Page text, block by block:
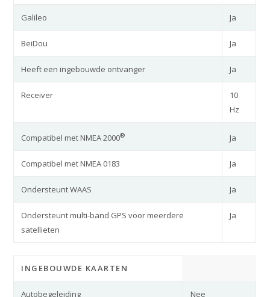
Galileo Ja
BeiDou Ja
Heeft een ingebouwde ontvanger Ja
Receiver
10
Hz
Compatibel met NMEA 2000® Ja
Compatibel met NMEA 0183 Ja
Ondersteunt WAAS Ja
Ondersteunt multi-band GPS voor meerdere
satellieten
Ja
INGEBOUWDE KAARTEN
Autobegeleiding Nee